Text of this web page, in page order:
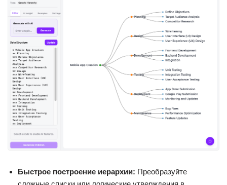
Быстрое построение иерархии: Преобразуйте